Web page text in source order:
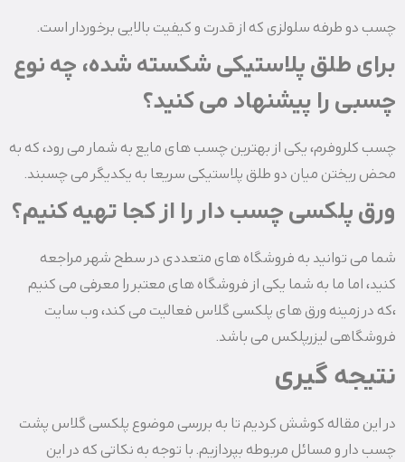
چسب دو طرفه سلولزی که از قدرت و کیفیت بالایی برخوردار است.
برای طلق پلاستیکی شکسته شده، چه نوع
چسبی را پیشنهاد می کنید؟
چسب کلروفرم، یکی از بهترین چسب های مایع به شمار می رود، که به
محض ریختن میان دو طلق پلاستیکی سریعا به یکدیگر می چسبند.
ورق پلکسی چسب دار را از کجا تهیه کنیم؟
شما می توانید به فروشگاه های متعددی در سطح شهر مراجعه
کنید، اما ما به شما یکی از فروشگاه های معتبر را معرفی می کنیم
،که در زمینه ورق های پلکسی گلاس فعالیت می کند، وب سایت
فروشگاهی لیزرپلکس می باشد.
نتیجه گیری
در این مقاله کوشش کردیم تا به بررسی موضوع پلکسی گلاس پشت
چسب دار و مسائل مربوطه بپردازیم. با توجه به نکاتی که در این